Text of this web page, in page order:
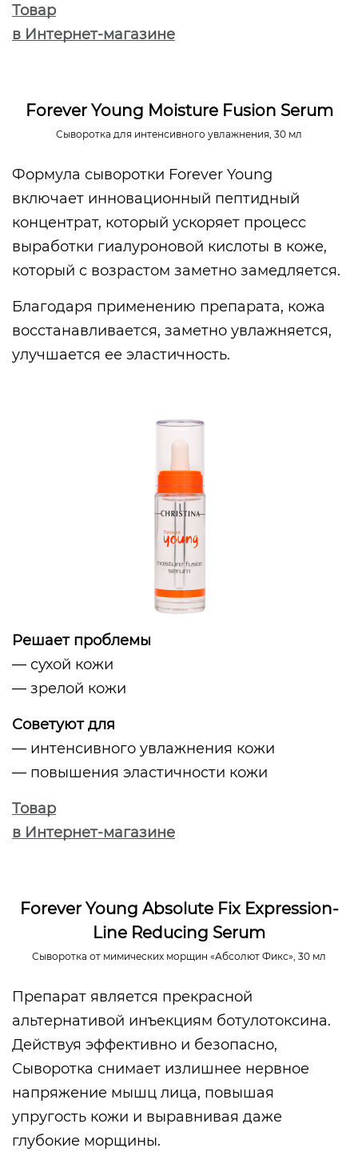
Товар
в Интернет-магазине
Forever Young Moisture Fusion Serum
Сыворотка для интенсивного увлажнения, 30 мл
Формула сыворотки Forever Young
включает инновационный пептидный
концентрат, который ускоряет процесс
выработки гиалуроновой кислоты в коже,
который с возрастом заметно замедляется.
Благодаря применению препарата, кожа
восстанавливается, заметно увлажняется,
улучшается ее эластичность.
Решает проблемы
— сухой кожи
— зрелой кожи
Советуют для
— интенсивного увлажнения кожи
— повышения эластичности кожи
Товар
в Интернет-магазине
Forever Young Absolute Fix Expression-
Line Reducing Serum
Сыворотка от мимических морщин «Абсолют Фикс», 30 мл
Препарат является прекрасной
альтернативой инъекциям ботулотоксина.
Действуя эффективно и безопасно,
Сыворотка снимает излишнее нервное
напряжение мышц лица, повышая
упругость кожи и выравнивая даже
глубокие морщины.